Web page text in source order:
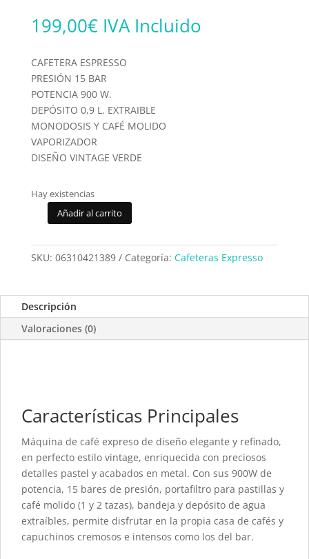
199,00€ IVA Incluido
CAFETERA ESPRESSO
PRESIÓN 15 BAR
POTENCIA 900 W.
DEPÓSITO 0,9 L. EXTRAIBLE
MONODOSIS Y CAFÉ MOLIDO
VAPORIZADOR
DISEÑO VINTAGE VERDE
Hay existencias
Cafetera
Ariete
1389
cantidad
Añadir al carrito
SKU: 06310421389 Categoría: Cafeteras Expresso
Descripción
Valoraciones (0)
Características Principales
Máquina de café expreso de diseño elegante y refinado,
en perfecto estilo vintage, enriquecida con preciosos
detalles pastel y acabados en metal. Con sus 900W de
potencia, 15 bares de presión, portafiltro para pastillas y
café molido (1 y 2 tazas), bandeja y depósito de agua
extraíbles, permite disfrutar en la propia casa de cafés y
capuchinos cremosos e intensos como los del bar.